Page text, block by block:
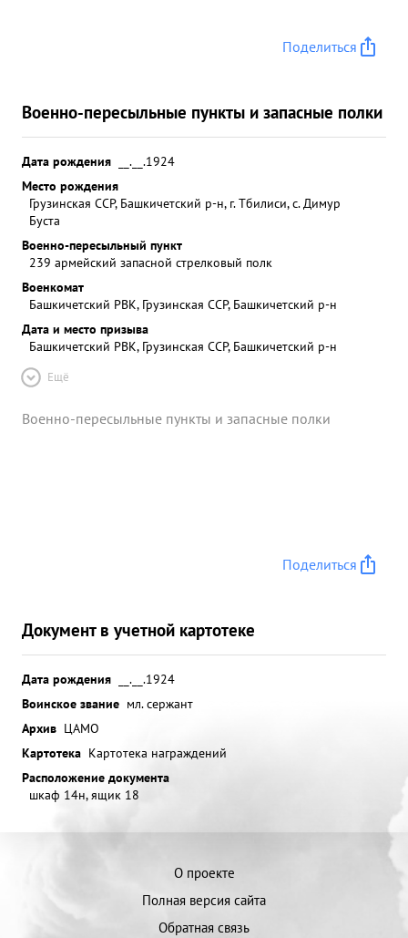
Поделиться
Военно-пересыльные пункты и запасные полки
Дата рождения
__.__.1924
Место рождения
Грузинская ССР, Башкичетский р-н, г. Тбилиси, с. Димур
Буста
Военно-пересыльный пункт
239 армейский запасной стрелковый полк
Военкомат
Башкичетский РВК, Грузинская ССР, Башкичетский р-н
Дата и место призыва
Башкичетский РВК, Грузинская ССР, Башкичетский р-н
Ещё
Военно-пересыльные пункты и запасные полки
Поделиться
Документ в учетной картотеке
Дата рождения
__.__.1924
Воинское звание мл. сержант
Архив ЦАМО
Картотека Картотека награждений
Расположение документа
шкаф 14н, ящик 18
О проекте
Полная версия сайта
Обратная связь